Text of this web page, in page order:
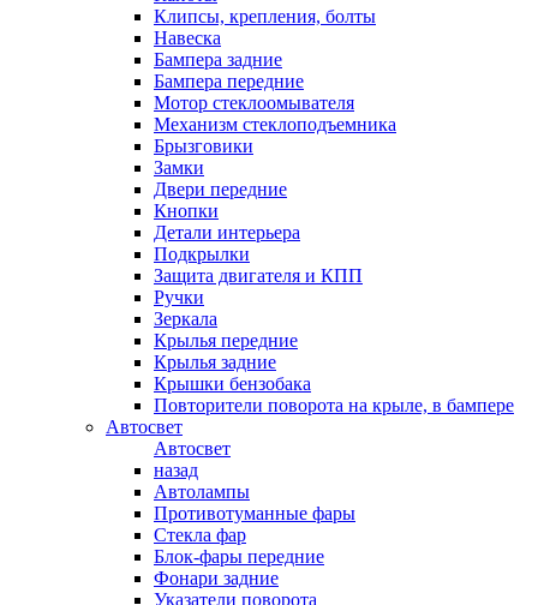
Клипсы, крепления, болты
Навеска
Бампера задние
Бампера передние
Мотор стеклоомывателя
Механизм стеклоподъемника
Брызговики
Замки
Двери передние
Кнопки
Детали интерьера
Подкрылки
Защита двигателя и КПП
Ручки
Зеркала
Крылья передние
Крылья задние
Крышки бензобака
Повторители поворота на крыле, в бампере
Автосвет
Автосвет
назад
Автолампы
Противотуманные фары
Стекла фар
Блок-фары передние
Фонари задние
Указатели поворота